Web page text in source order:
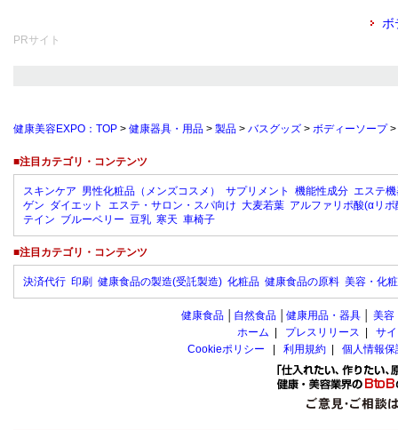
ボ
PRサイト
健康美容EXPO：TOP > 健康器具・用品 > 製品 > バスグッズ > ボディーソープ>
■注目カテゴリ・コンテンツ
スキンケア 男性化粧品（メンズコスメ） サプリメント 機能性成分 エステ
ゲン ダイエット エステ・サロン・スパ向け 大麦若葉 アルファリポ酸(αリポ
テイン ブルーベリー 豆乳 寒天 車椅子
■注目カテゴリ・コンテンツ
決済代行 印刷 健康食品の製造(受託製造) 化粧品 健康食品の原料 美容・化
健康食品 自然食品 健康用品・器具 美容
ホーム
プレスリリース
サ
Cookieポリシー
利用規約 個人情報